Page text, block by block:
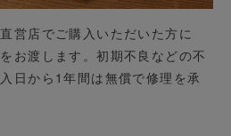
営店でご購入いただいた方に
お渡します。初期不良などの不
日から1年間は無償で修理を承